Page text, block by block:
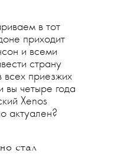
в тот
приходит
и всеми
страну
всех приезжих
вы четыре года
Xenos
актуален?
стал